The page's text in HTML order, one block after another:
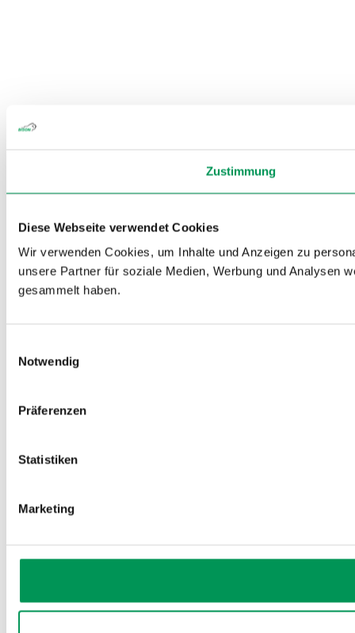
Zustimmung
Diese Webseite verwendet Cookies
Wir verwenden Cookies, um Inhalte und Anzeigen zu
unsere Partner für soziale Medien, Werbung und Analysen
gesammelt haben.
Notwendig
Präferenzen
Statistiken
Marketing